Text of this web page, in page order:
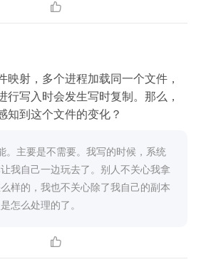

映射，多个进程加载同一个文件，
行写入时会发生写时复制。那么，
知到这个文件的变化？
。主要是不需要。我写的时候，系统
我自己一边玩去了。别人不关心我拿
样的，我也不关心除了我自己的副本
怎么处理的了。
